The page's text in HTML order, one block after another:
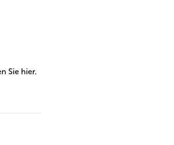
Sie hier.